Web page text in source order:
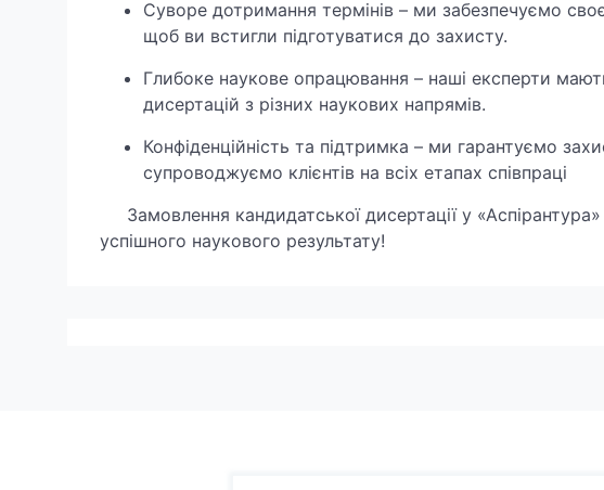
Суворе дотримання термінів – ми забезпечуємо
щоб ви встигли підготуватися до захисту.
Глибоке наукове опрацювання – наші експерти
дисертацій з різних наукових напрямів.
Конфіденційність та підтримка – ми гарантуємо
супроводжуємо клієнтів на всіх етапах співпраці
Замовлення кандидатської дисертації у «Аспірантура»
успішного наукового результату!